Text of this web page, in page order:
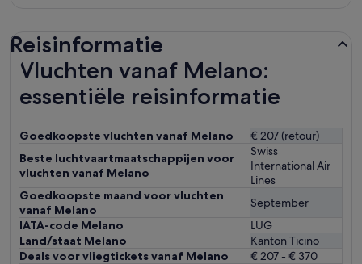
Reisinformatie
Vluchten vanaf Melano:
essentiële reisinformatie
Goedkoopste vluchten vanaf Melano
€ 207 (retour)
Beste luchtvaartmaatschappijen voor
vluchten vanaf Melano
Swiss
International Air
Lines
Goedkoopste maand voor vluchten
vanaf Melano
September
IATA-code Melano
LUG
Land/staat Melano
Kanton Ticino
Deals voor vliegtickets vanaf Melano
€ 207 - € 370